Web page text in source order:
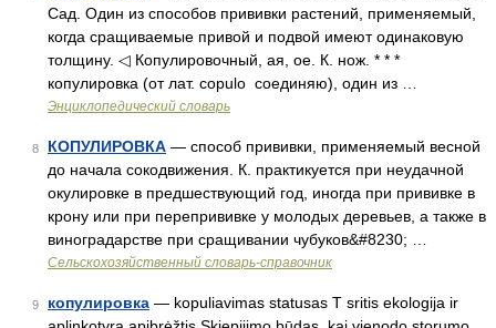
Сад. Один из способов прививки растений, применяемый,
когда сращиваемые привой и подвой имеют одинаковую
толщину. ◁ Копулировочный, ая, ое. К. нож. * * *
копулировка (от лат. copulo соединяю), один из …
Энциклопедический словарь
8 КОПУЛИРОВКА — способ прививки, применяемый весной
до начала сокодвижения. К. практикуется при неудачной
окулировке в предшествующий год, иногда при прививке в
крону или при перепрививке у молодых деревьев, а также в
виноградарстве при сращивании чубуков&#8230; …
Сельскохозяйственный словарь-справочник
9 копулировка — kopuliavimas statusas T sritis ekologija ir